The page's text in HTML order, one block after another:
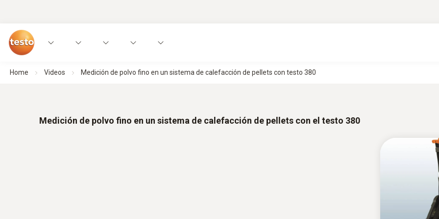
Home Videos Medición de polvo fino en un sistema de calefacción de pellets con testo 380
Medición de polvo fino en un sistema de calefacción de pellets con el testo 380